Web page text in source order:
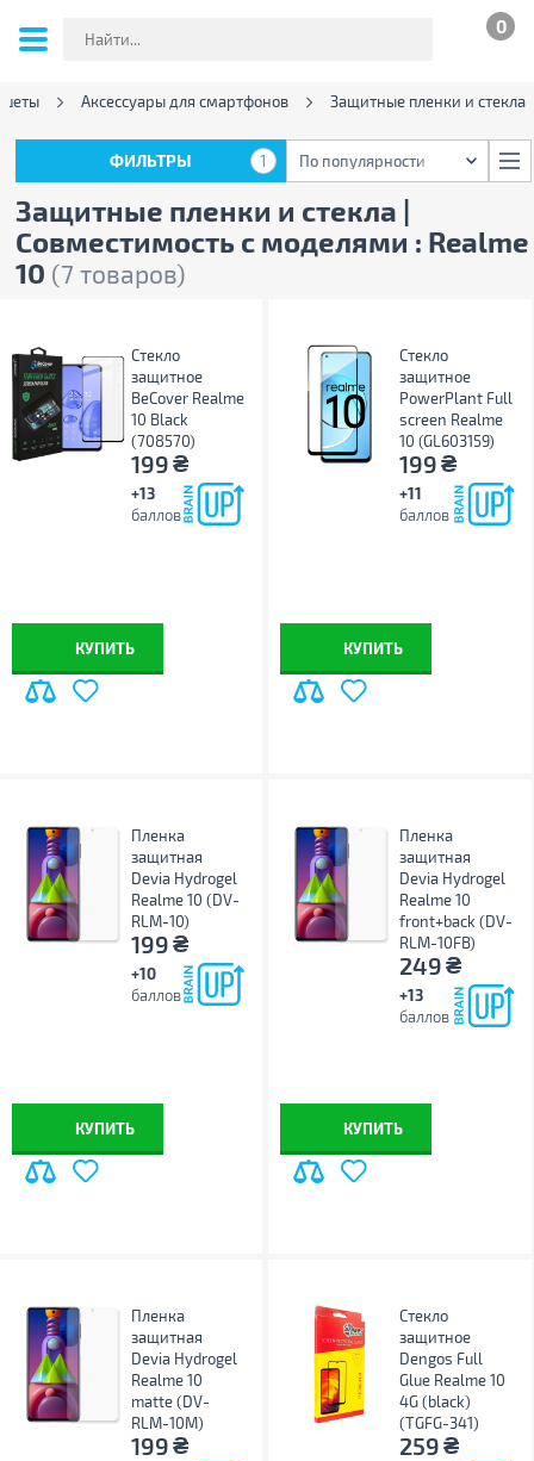
0
Аксессуары для смартфонов Защитные пленки и стекла
Защитные пленки и стекла |
Совместимость с моделями : Realme
10 (7 товаров)
ФИЛЬТРЫ 1 По популярности
Стекло
защитное
BeCover Realme
10 Black
(708570)
199₴
+13
баллов
КУПИТЬ
Стекло
защитное
PowerPlant Full
screen Realme
10 (GL603159)
199₴
+11
баллов
КУПИТЬ
Пленка
защитная
Devia Hydrogel
Realme 10 (DV-
RLM-10)
199₴
+10
баллов
КУПИТЬ
Пленка
защитная
Devia Hydrogel
Realme 10
front+back (DV-
RLM-10FB)
249₴
+13
баллов
КУПИТЬ
Пленка
защитная
Devia Hydrogel
Realme 10
matte (DV-
RLM-10M)
199₴
Стекло
защитное
Dengos Full
Glue Realme 10
4G (black)
(TGFG-341)
259₴
ФИЛЬТРЫ 1 По популярности